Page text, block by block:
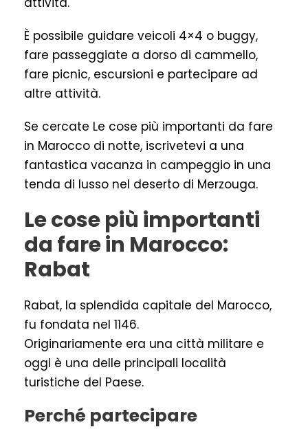
È possibile guidare veicoli 4×4 o buggy,
fare passeggiate a dorso di cammello,
fare picnic, escursioni e partecipare ad
altre attività.
Se cercate Le cose più importanti da fare
in Marocco di notte, iscrivetevi a una
fantastica vacanza in campeggio in una
tenda di lusso nel deserto di Merzouga.
Le cose più importanti
da fare in Marocco:
Rabat
Rabat, la splendida capitale del Marocco,
fu fondata nel 1146.
Originariamente era una città militare e
oggi è una delle principali località
turistiche del Paese.
Perché partecipare